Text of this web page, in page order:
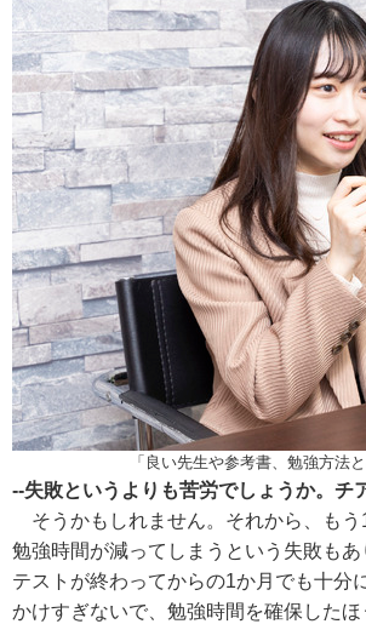
「良い先生や参考書、勉強方法
--失敗というよりも苦労でしょうか。チ
そうかもしれません。それから、もう
勉強時間が減ってしまうという失敗もあ
テストが終わってからの1か月でも十分
かけすぎないで、勉強時間を確保したほ